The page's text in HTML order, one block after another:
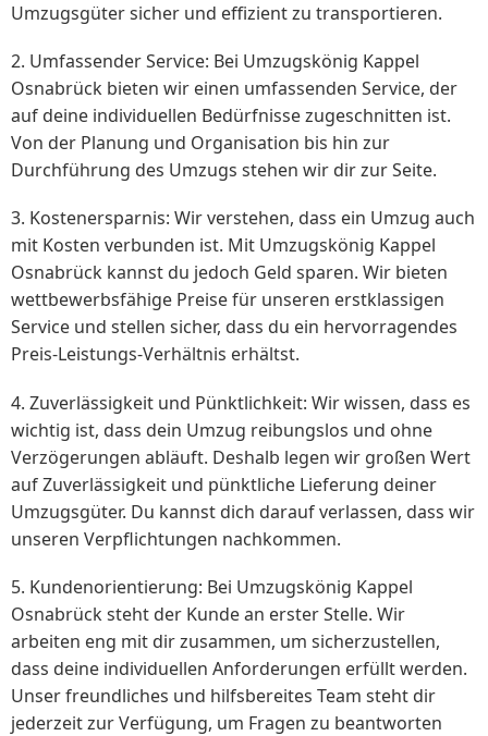
Umzugsgüter sicher und effizient zu transportieren.
2. Umfassender Service: Bei Umzugskönig Kappel
Osnabrück bieten wir einen umfassenden Service, der
auf deine individuellen Bedürfnisse zugeschnitten ist.
Von der Planung und Organisation bis hin zur
Durchführung des Umzugs stehen wir dir zur Seite.
3. Kostenersparnis: Wir verstehen, dass ein Umzug auch
mit Kosten verbunden ist. Mit Umzugskönig Kappel
Osnabrück kannst du jedoch Geld sparen. Wir bieten
wettbewerbsfähige Preise für unseren erstklassigen
Service und stellen sicher, dass du ein hervorragendes
Preis-Leistungs-Verhältnis erhältst.
4. Zuverlässigkeit und Pünktlichkeit: Wir wissen, dass es
wichtig ist, dass dein Umzug reibungslos und ohne
Verzögerungen abläuft. Deshalb legen wir großen Wert
auf Zuverlässigkeit und pünktliche Lieferung deiner
Umzugsgüter. Du kannst dich darauf verlassen, dass wir
unseren Verpflichtungen nachkommen.
5. Kundenorientierung: Bei Umzugskönig Kappel
Osnabrück steht der Kunde an erster Stelle. Wir
arbeiten eng mit dir zusammen, um sicherzustellen,
dass deine individuellen Anforderungen erfüllt werden.
Unser freundliches und hilfsbereites Team steht dir
jederzeit zur Verfügung, um Fragen zu beantworten